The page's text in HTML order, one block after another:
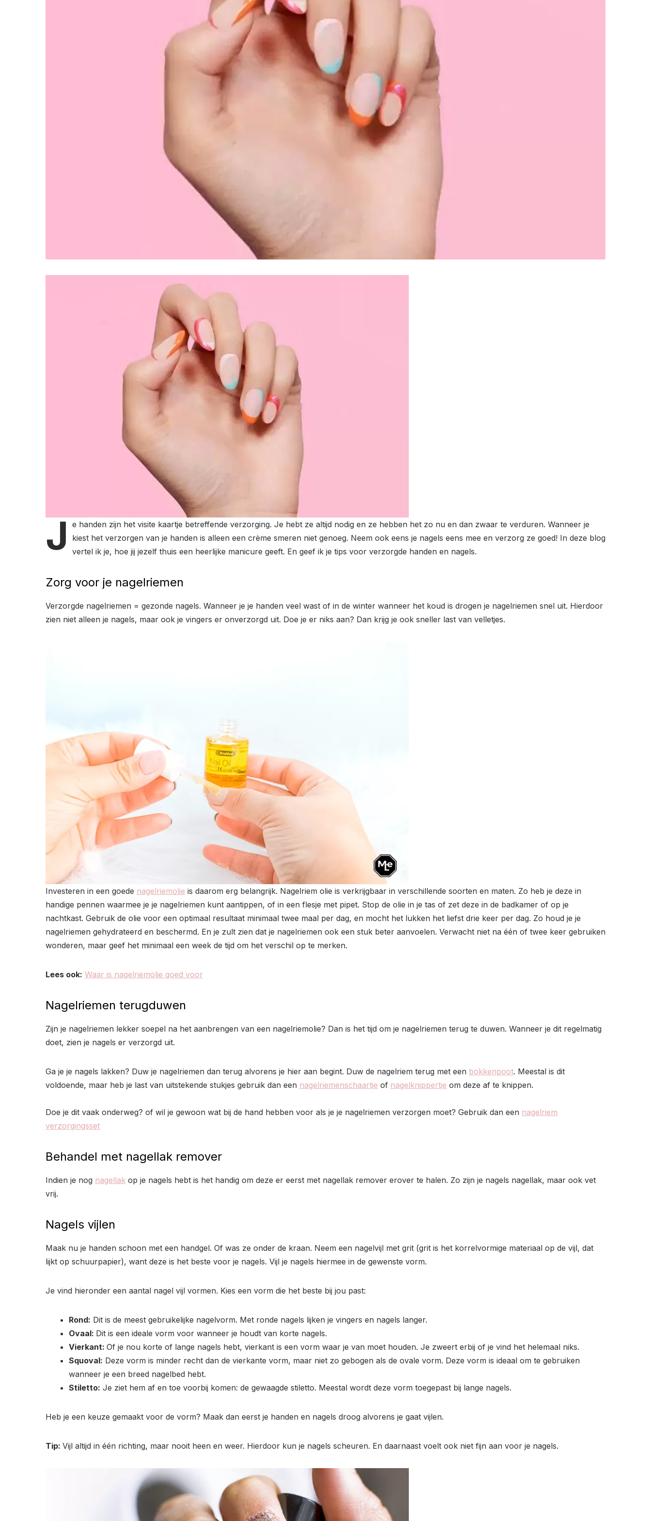
J
e handen zijn het visite kaartje betreffende verzorging. Je hebt ze altijd nodig en ze hebben het zo nu en dan zwaar te verduren. Wanneer je
kiest het verzorgen van je handen is alleen een crème smeren niet genoeg. Neem ook eens je nagels eens mee en verzorg ze goed! In deze blog
vertel ik je, hoe jij jezelf thuis een heerlijke manicure geeft. En geef ik je tips voor verzorgde handen en nagels.
Zorg voor je nagelriemen
Verzorgde nagelriemen = gezonde nagels. Wanneer je je handen veel wast of in de winter wanneer het koud is drogen je nagelriemen snel uit. Hierdoor
zien niet alleen je nagels, maar ook je vingers er onverzorgd uit. Doe je er niks aan? Dan krijg je ook sneller last van velletjes.
Investeren in een goede nagelriemolie is daarom erg belangrijk. Nagelriem olie is verkrijgbaar in verschillende soorten en maten. Zo heb je deze in
handige pennen waarmee je je nagelriemen kunt aantippen, of in een flesje met pipet. Stop de olie in je tas of zet deze in de badkamer of op je
nachtkast. Gebruik de olie voor een optimaal resultaat minimaal twee maal per dag, en mocht het lukken het liefst drie keer per dag. Zo houd je je
nagelriemen gehydrateerd en beschermd. En je zult zien dat je nagelriemen ook een stuk beter aanvoelen. Verwacht niet na één of twee keer gebruiken
wonderen, maar geef het minimaal een week de tijd om het verschil op te merken.
Lees ook: Waar is nagelriemolie goed voor
Nagelriemen terugduwen
Zijn je nagelriemen lekker soepel na het aanbrengen van een nagelriemolie? Dan is het tijd om je nagelriemen terug te duwen. Wanneer je dit regelmatig
doet, zien je nagels er verzorgd uit.
Ga je je nagels lakken? Duw je nagelriemen dan terug alvorens je hier aan begint. Duw de nagelriem terug met een bokkenpoot. Meestal is dit
voldoende, maar heb je last van uitstekende stukjes gebruik dan een nagelriemenschaartje of nagelknippertje om deze af te knippen.
Doe je dit vaak onderweg? of wil je gewoon wat bij de hand hebben voor als je je nagelriemen verzorgen moet? Gebruik dan een nagelriem
verzorgingsset
Behandel met nagellak remover
Indien je nog nagellak op je nagels hebt is het handig om deze er eerst met nagellak remover erover te halen. Zo zijn je nagels nagellak, maar ook vet
vrij.
Nagels vijlen
Maak nu je handen schoon met een handgel. Of was ze onder de kraan. Neem een nagelvijl met grit (grit is het korrelvormige materiaal op de vijl, dat
lijkt op schuurpapier), want deze is het beste voor je nagels. Vijl je nagels hiermee in de gewenste vorm.
Je vind hieronder een aantal nagel vijl vormen. Kies een vorm die het beste bij jou past:
Rond: Dit is de meest gebruikelijke nagelvorm. Met ronde nagels lijken je vingers en nagels langer.
Ovaal: Dit is een ideale vorm voor wanneer je houdt van korte nagels.
Vierkant: Of je nou korte of lange nagels hebt, vierkant is een vorm waar je van moet houden. Je zweert erbij of je vind het helemaal niks.
Squoval: Deze vorm is minder recht dan de vierkante vorm, maar niet zo gebogen als de ovale vorm. Deze vorm is ideaal om te gebruiken
wanneer je een breed nagelbed hebt.
Stiletto: Je ziet hem af en toe voorbij komen: de gewaagde stiletto. Meestal wordt deze vorm toegepast bij lange nagels.
Heb je een keuze gemaakt voor de vorm? Maak dan eerst je handen en nagels droog alvorens je gaat vijlen.
Tip: Vijl altijd in één richting, maar nooit heen en weer. Hierdoor kun je nagels scheuren. En daarnaast voelt ook niet fijn aan voor je nagels.